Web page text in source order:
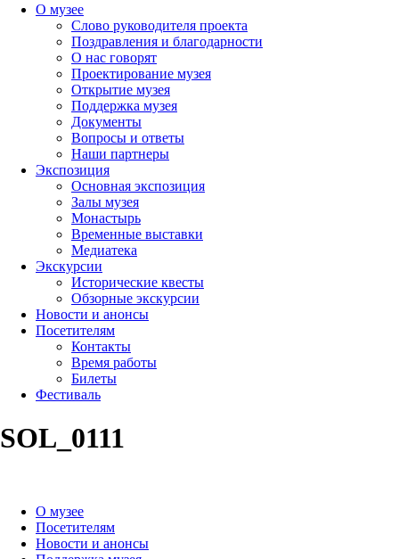
О музее
Слово руководителя проекта
Поздравления и благодарности
О нас говорят
Проектирование музея
Открытие музея
Поддержка музея
Документы
Вопросы и ответы
Наши партнеры
Экспозиция
Основная экспозиция
Залы музея
Монастырь
Временные выставки
Медиатека
Экскурсии
Исторические квесты
Обзорные экскурсии
Новости и анонсы
Посетителям
Контакты
Время работы
Билеты
Фестиваль
SOL_0111
О музее
Посетителям
Новости и анонсы